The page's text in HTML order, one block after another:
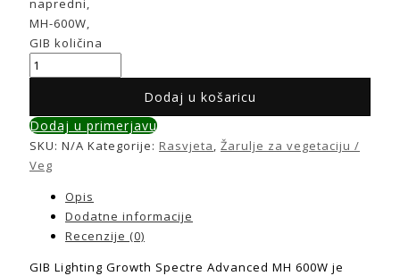
napredni,
MH-600W,
GIB količina
Dodaj u košaricu
Dodaj u primerjavu
SKU: N/A Kategorije: Rasvjeta, Žarulje za vegetaciju /
Veg
Opis
Dodatne informacije
Recenzije (0)
GIB Lighting Growth Spectre Advanced MH 600W je